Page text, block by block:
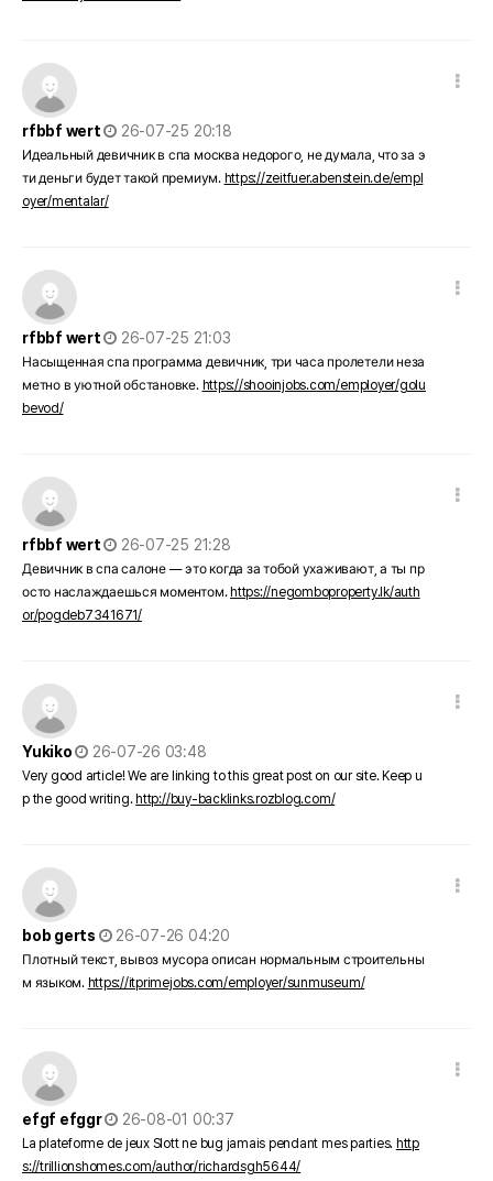
rfbbf wert
작성일
26-07-25 20:18
Идеальный девичник в спа москва недорого, не думала, что за э
ти деньги будет такой премиум. https://zeitfuer.abenstein.de/empl
oyer/mentalar/
rfbbf wert
작성일
26-07-25 21:03
Насыщенная спа программа девичник, три часа пролетели неза
метно в уютной обстановке. https://shooinjobs.com/employer/golu
bevod/
rfbbf wert
작성일
26-07-25 21:28
Девичник в спа салоне — это когда за тобой ухаживают, а ты пр
осто наслаждаешься моментом. https://negomboproperty.lk/auth
or/pogdeb7341671/
Yukiko
작성일
26-07-26 03:48
Very good article! We are linking to this great post on our site. Keep u
p the good writing. http://buy-backlinks.rozblog.com/
bob gerts
작성일
26-07-26 04:20
Плотный текст, вывоз мусора описан нормальным строительны
м языком. https://itprimejobs.com/employer/sunmuseum/
efgf efggr
작성일
26-08-01 00:37
La plateforme de jeux Slott ne bug jamais pendant mes parties. http
s://trillionshomes.com/author/richardsgh5644/